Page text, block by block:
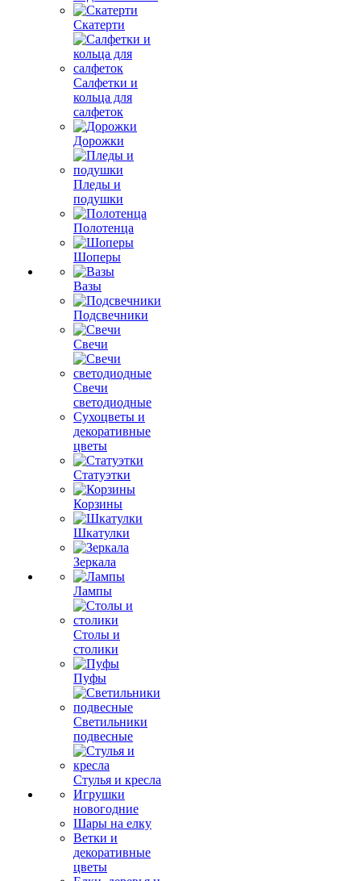
Скатерти
Салфетки и
кольца для
салфеток
Дорожки
Пледы и
подушки
Полотенца
Шоперы
Вазы
Подсвечники
Свечи
Свечи
светодиодные
Сухоцветы и
декоративные
цветы
Статуэтки
Корзины
Шкатулки
Зеркала
Лампы
Столы и
столики
Пуфы
Светильники
подвесные
Стулья и кресла
Игрушки
новогодние
Шары на елку
Ветки и
декоративные
цветы